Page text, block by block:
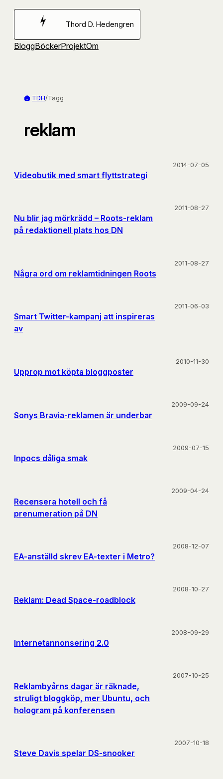
Hoppa
Thord D. Hedengren
BloggBöckerProjektOm
TDH/Tagg
reklam
Videobutik med smart flyttstrategi
2014-07-05
Nu blir jag mörkrädd – Roots-reklam
på redaktionell plats hos DN
2011-08-27
Några ord om reklamtidningen Roots
2011-08-27
Smart Twitter-kampanj att inspireras
av
2011-06-03
Upprop mot köpta bloggposter
2010-11-30
Sonys Bravia-reklamen är underbar
2009-09-24
Inpocs dåliga smak
2009-07-15
Recensera hotell och få
prenumeration på DN
2009-04-24
EA-anställd skrev EA-texter i Metro?
2008-12-07
Reklam: Dead Space-roadblock
2008-10-27
Internetannonsering 2.0
2008-09-29
Reklambyårns dagar är räknade,
struligt bloggköp, mer Ubuntu, och
hologram på konferensen
2007-10-25
Steve Davis spelar DS-snooker
2007-10-18